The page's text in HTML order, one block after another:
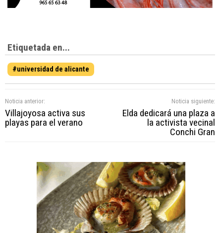
Etiquetada en...
#universidad de alicante
Noticia anterior:
Villajoyosa activa sus
playas para el verano
Noticia siguiente:
Elda dedicará una plaza a
la activista vecinal
Conchi Gran